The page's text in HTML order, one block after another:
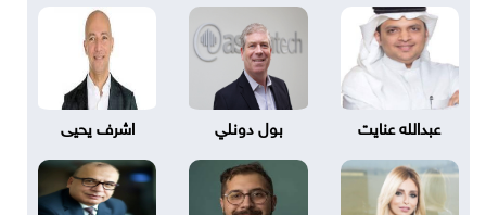
عبدالله عنايت بول دونلي اشرف يحيى